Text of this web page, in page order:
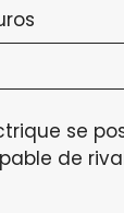
se
de